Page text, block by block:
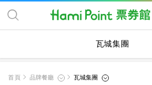
瓦城集團
首頁